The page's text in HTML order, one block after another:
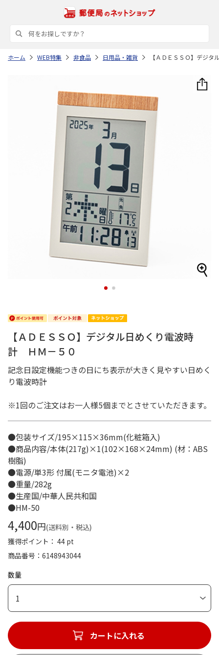
ホーム WEB特集 非食品 日用品・雑貨 【ＡＤＥＳＳＯ】デジ
1 2
【ＡＤＥＳＳＯ】デジタル日めくり電波時
計 ＨＭ－５０
記念日設定機能つきの日にち表示が大きく見やすい日めく
り電波時計
※1回のご注文はお一人様5個までとさせていただきます。
●包装サイズ/195×115×36mm(化粧箱入)
●商品内容/本体(217g)×1(102×168×24mm) (材：ABS
樹脂)
●電源/単3形 付属(モニタ電池)×2
●重量/282g
●生産国/中華人民共和国
●HM-50
4,400円(送料別・税込)
獲得ポイント： 44 pt
商品番号
6148943044
数量
1
カートに入れる